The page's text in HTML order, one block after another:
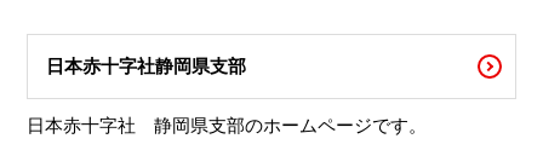
日本赤十字社静岡県支部
日本赤十字社 静岡県支部のホームページです。